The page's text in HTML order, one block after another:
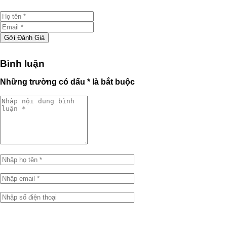
Gởi Đánh Giá
Bình luận
Những trường có dấu * là bắt buộc